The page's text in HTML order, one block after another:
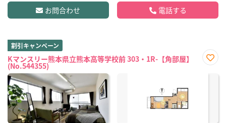
お問合わせ 電話する
割引キャンペーン
Kマンスリー熊本県立熊本高等学校前 303・1R-【角部屋】
(No.544355)
に入